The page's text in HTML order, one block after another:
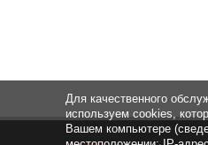
Для качественного
используем cookies,
Вашем компьютере